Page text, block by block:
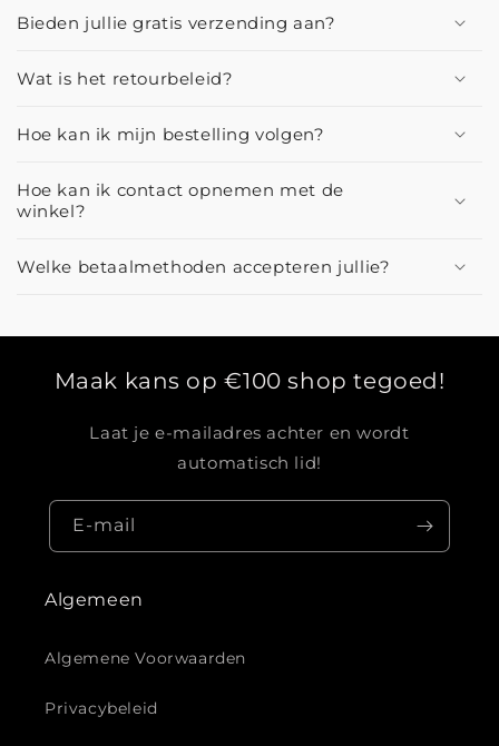
Bieden jullie gratis verzending aan?
Wat is het retourbeleid?
Hoe kan ik mijn bestelling volgen?
Hoe kan ik contact opnemen met de
winkel?
Welke betaalmethoden accepteren jullie?
Maak kans op €100 shop tegoed!
Laat je e-mailadres achter en wordt
automatisch lid!
E‑mail
Algemeen
Algemene Voorwaarden
Privacybeleid